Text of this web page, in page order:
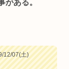
がある。
12/07(土)